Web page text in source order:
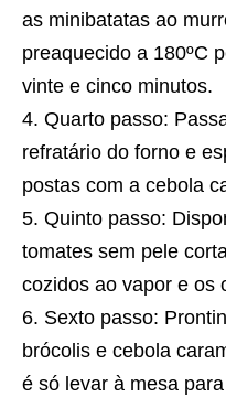
as minibatatas ao
preaquecido a 180ºC
vinte e cinco minutos.
Quarto passo:
refratário do forno e
postas com a cebola
Quinto passo:
tomates sem pele
cozidos ao vapor e os
Sexto passo:
brócolis e cebola
é só levar à mesa